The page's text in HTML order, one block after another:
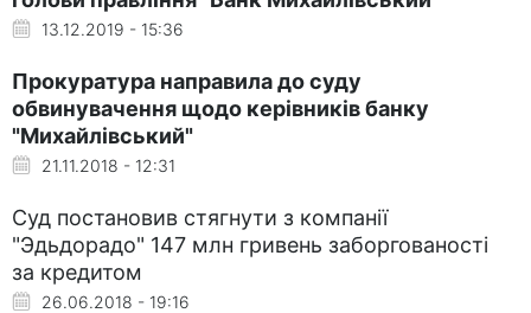
13.12.2019 - 15:36
Прокуратура направила до суду
обвинувачення щодо керівників банку
"Михайлівський"
21.11.2018 - 12:31
Суд постановив стягнути з компанії
"Эдьдорадо" 147 млн гривень заборгованості
за кредитом
26.06.2018 - 19:16